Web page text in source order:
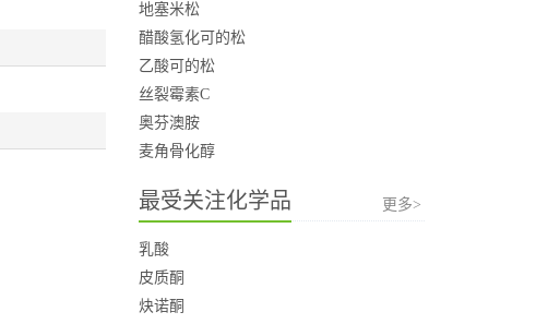
地塞米松
醋酸氢化可的松
乙酸可的松
丝裂霉素C
奥芬澳胺
麦角骨化醇
最受关注化学品 更多>
乳酸
皮质酮
炔诺酮